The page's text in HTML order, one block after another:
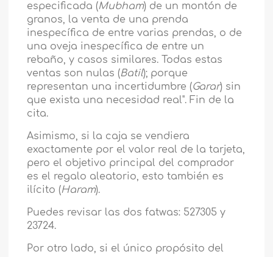
especificada (Mubham) de un montón de
granos, la venta de una prenda
inespecífica de entre varias prendas, o de
una oveja inespecífica de entre un
rebaño, y casos similares. Todas estas
ventas son nulas (Batil); porque
representan una incertidumbre (Garar) sin
que exista una necesidad real". Fin de la
cita.
Asimismo, si la caja se vendiera
exactamente por el valor real de la tarjeta,
pero el objetivo principal del comprador
es el regalo aleatorio, esto también es
ilícito (Haram).
Puedes revisar las dos fatwas: 527305 y
23724.
Por otro lado, si el único propósito del